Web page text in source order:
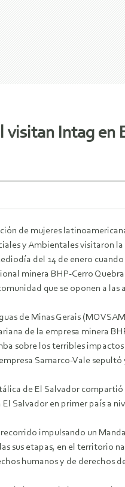
Intag en
de mujeres
y Ambientales visitaron
del 14 de enero
minera BHP-Cerro
que se oponen a las
de Minas Gerais
de la empresa minera
sobre los terribles impactos
Samarco-Vale
de El Salvador
Salvador en primer país a
impulsando un
sus etapas, en el territorio
humanos y de derechos